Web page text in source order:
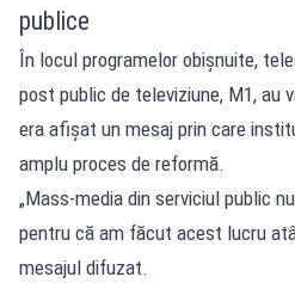
publice
În locul programelor obișnuite,
post public de televiziune, M1, au
era afișat un mesaj prin care
amplu proces de reformă.
„Mass-media din serviciul public
pentru că am făcut acest lucru
mesajul difuzat.